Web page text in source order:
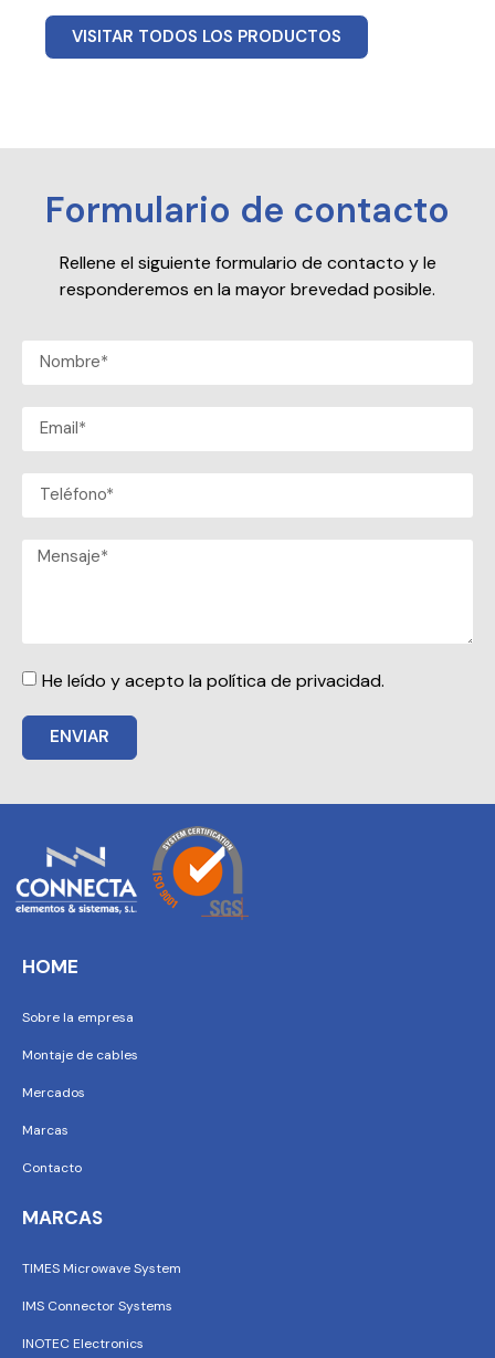
VISITAR TODOS LOS PRODUCTOS
Formulario de contacto
Rellene el siguiente formulario de contacto y le
responderemos en la mayor brevedad posible.
He leído y acepto la política de privacidad.
ENVIAR
HOME
Sobre la empresa
Montaje de cables
Mercados
Marcas
Contacto
MARCAS
TIMES Microwave System
IMS Connector Systems
INOTEC Electronics